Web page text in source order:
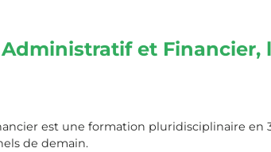
et
est une formation pluridisciplinaire
de demain.